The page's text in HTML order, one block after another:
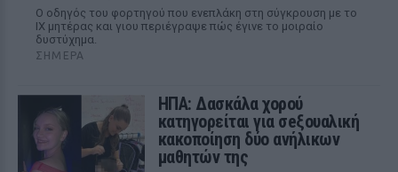
Ο οδηγός του φορτηγού που ενεπλάκη στη σύγκρουση με το
ΙΧ μητέρας και γιου περιέγραψε πώς έγινε το μοιραίο
δυστύχημα.
ΣΉΜΕΡΑ
ΗΠΑ: Δασκάλα χορού
κατηγορείται για σeξουαλική
κακοποίηση δύο ανήλικων
μαθητών της